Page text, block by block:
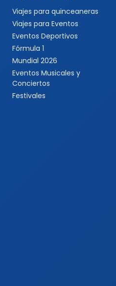
Viajes para quinceaneras
Viajes para Eventos
Eventos Deportivos
Fórmula 1
Mundial 2026
Eventos Musicales y
Conciertos
Festivales